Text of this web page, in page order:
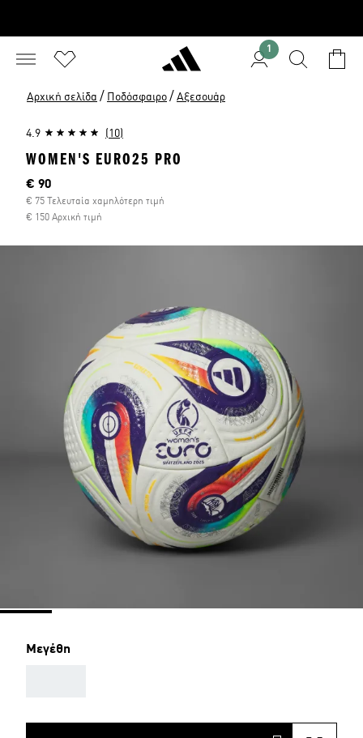
1
Αρχική σελίδα / Ποδόσφαιρο / Αξεσουάρ
4.9 (10)
WOMEN'S EURO25 PRO
Τρέχουσα τιμή
€ 90
€ 75 Τελευταία χαμηλότερη τιμή
€ 150 Αρχική τιμή
Μεγέθη